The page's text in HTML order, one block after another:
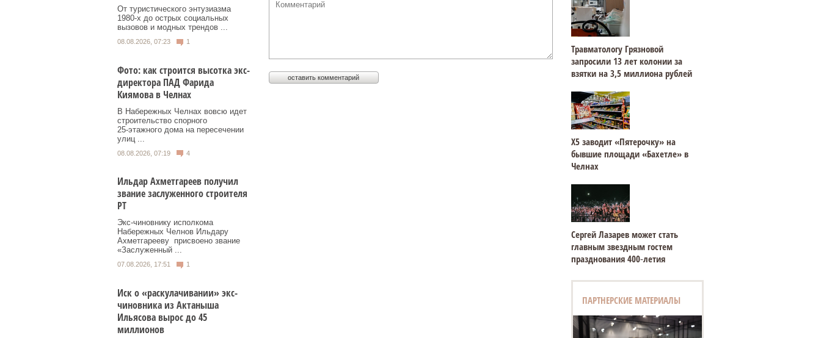
От туристического энтузиазма
1980‑х до острых социальных
вызовов и модных трендов ...
08.08.2026, 07:23 1
Фото: как строится высотка экс-
директора ПАД Фарида
Киямова в Челнах
В Набережных Челнах вовсю идет
строительство спорного
25‑этажного дома на пересечении
улиц ...
08.08.2026, 07:19 4
Ильдар Ахметгареев получил
звание заслуженного строителя
РТ
Экс‑чиновнику исполкома
Набережных Челнов Ильдару
Ахметгарееву присвоено звание
«Заслуженный ...
07.08.2026, 17:51 1
Иск о «раскулачивании» экс-
чиновника из Актаныша
Ильясова вырос до 45
миллионов
Травматологу Грязновой
запросили 13 лет колонии за
взятки на 3,5 миллиона рублей
Х5 заводит «Пятерочку» на
бывшие площади «Бахетле» в
Челнах
Сергей Лазарев может стать
главным звездным гостем
празднования 400‑летия
ПАРТНЕРСКИЕ МАТЕРИАЛЫ